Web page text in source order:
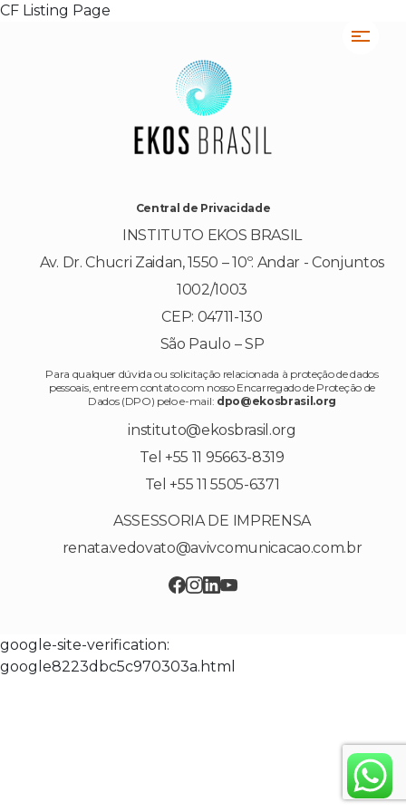
CF Listing Page
Central de Privacidade
INSTITUTO EKOS BRASIL
Av. Dr. Chucri Zaidan, 1550 – 10º. Andar - Conjuntos
1002/1003
CEP: 04711-130
São Paulo – SP
Para qualquer dúvida ou solicitação relacionada à proteção de dados
pessoais, entre em contato com nosso Encarregado de Proteção de
Dados (DPO) pelo e-mail: dpo@ekosbrasil.org
instituto@ekosbrasil.org
Tel +55 11 95663-8319
Tel +55 11 5505-6371
ASSESSORIA DE IMPRENSA
renata.vedovato@avivcomunicacao.com.br
google-site-verification:
google8223dbc5c970303a.html